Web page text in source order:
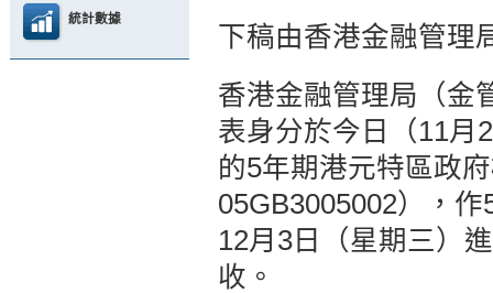
統計數據
下稿由香港金融管理
香港金融管理局（金
表身分於今日（11月
的5年期港元特區政
05GB3005002），
12月3日（星期三）
收。